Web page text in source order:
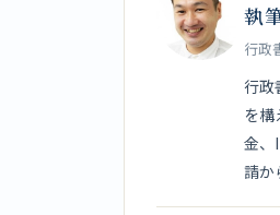
執
行政
行政
を
金、
請か